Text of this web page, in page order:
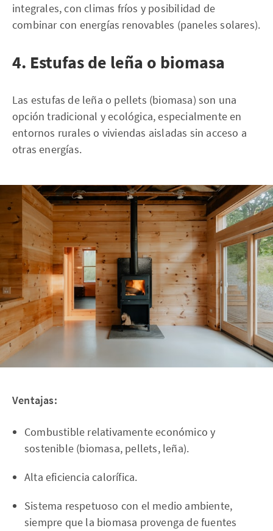
integrales, con climas fríos y posibilidad de
combinar con energías renovables (paneles solares).
4. Estufas de leña o biomasa
Las estufas de leña o pellets (biomasa) son una
opción tradicional y ecológica, especialmente en
entornos rurales o viviendas aisladas sin acceso a
otras energías.
Ventajas:
Combustible relativamente económico y
sostenible (biomasa, pellets, leña).
Alta eficiencia calorífica.
Sistema respetuoso con el medio ambiente,
siempre que la biomasa provenga de fuentes